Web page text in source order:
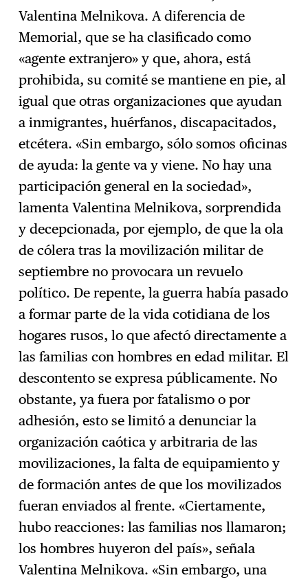
Valentina Melnikova. A diferencia de
Memorial, que se ha clasificado como
«agente extranjero» y que, ahora, está
prohibida, su comité se mantiene en pie, al
igual que otras organizaciones que ayudan
a inmigrantes, huérfanos, discapacitados,
etcétera. «Sin embargo, sólo somos oficinas
de ayuda: la gente va y viene. No hay una
participación general en la sociedad»,
lamenta Valentina Melnikova, sorprendida
y decepcionada, por ejemplo, de que la ola
de cólera tras la movilización militar de
septiembre no provocara un revuelo
político. De repente, la guerra había pasado
a formar parte de la vida cotidiana de los
hogares rusos, lo que afectó directamente a
las familias con hombres en edad militar. El
descontento se expresa públicamente. No
obstante, ya fuera por fatalismo o por
adhesión, esto se limitó a denunciar la
organización caótica y arbitraria de las
movilizaciones, la falta de equipamiento y
de formación antes de que los movilizados
fueran enviados al frente. «Ciertamente,
hubo reacciones: las familias nos llamaron;
los hombres huyeron del país», señala
Valentina Melnikova. «Sin embargo, una